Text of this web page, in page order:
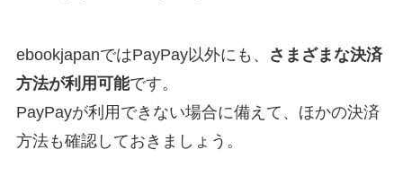
ebookjapanではPayPay以外にも、
さまざまな決済
方法が利用可能です。
PayPayが利用できない場合に備えて、ほかの決済
方法も確認しておきましょう。